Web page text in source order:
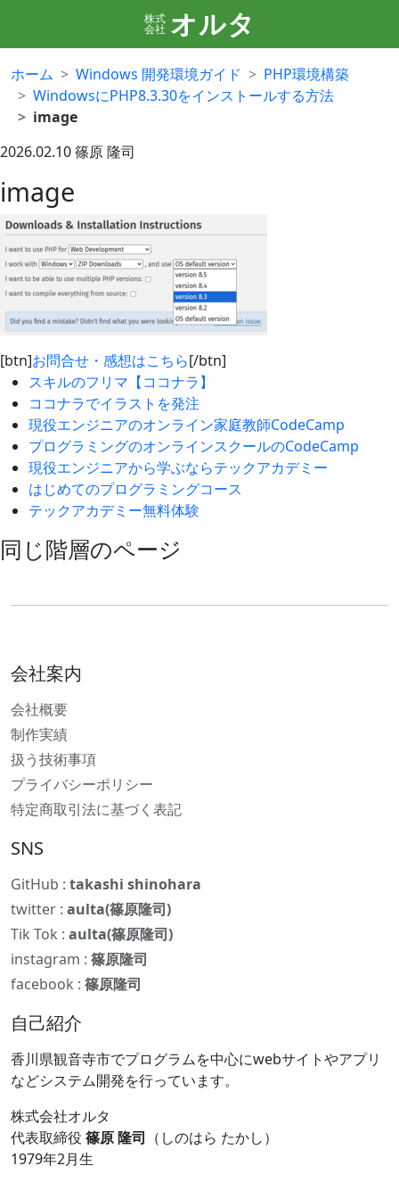
株式
会社 オルタ
ホーム Windows 開発環境ガイド
PHP環境構築
WindowsにPHP8.3.30をインストールする方法
image
2026.02.10篠原 隆司
image
[btn]お問合せ・感想はこちら[/btn]
スキルのフリマ【ココナラ】
ココナラでイラストを発注
現役エンジニアのオンライン家庭教師CodeCamp
プログラミングのオンラインスクールのCodeCamp
現役エンジニアから学ぶならテックアカデミー
はじめてのプログラミングコース
テックアカデミー無料体験
同じ階層のページ
会社案内
会社概要
制作実績
扱う技術事項
プライバシーポリシー
特定商取引法に基づく表記
SNS
GitHub : takashi shinohara
twitter : aulta(篠原隆司)
Tik Tok : aulta(篠原隆司)
instagram : 篠原隆司
facebook : 篠原隆司
自己紹介
香川県観音寺市でプログラムを中心にwebサイトやアプリ
などシステム開発を行っています。
株式会社オルタ
代表取締役 篠原 隆司 （しのはら たかし）
1979年2月生